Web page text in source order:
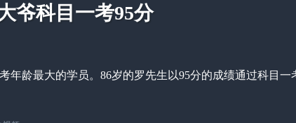
爷科目一考95分
年龄最大的学员。86岁的罗先生以95分的成绩通过科目